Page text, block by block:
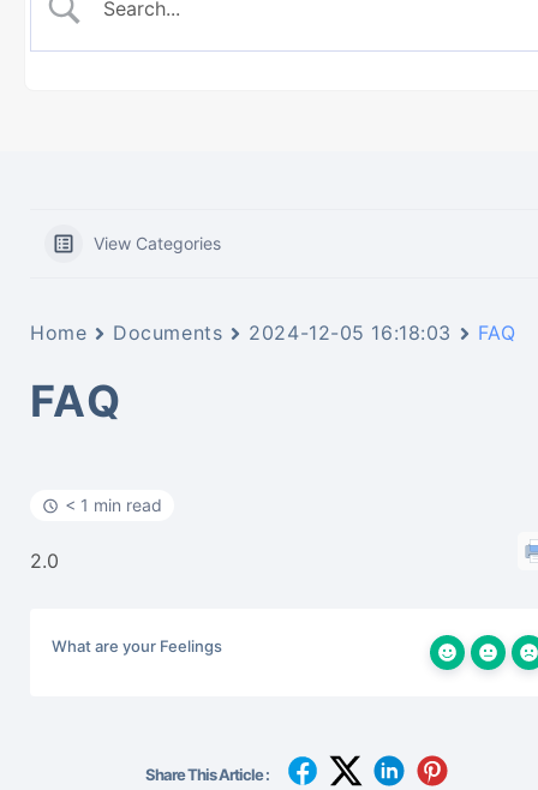
View Categories
Home Documents 2024-12-05 16:18:03 FAQ
FAQ
< 1 min read
2.0
What are your Feelings
Share This Article :